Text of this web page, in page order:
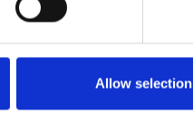
Allow selection
gebruik